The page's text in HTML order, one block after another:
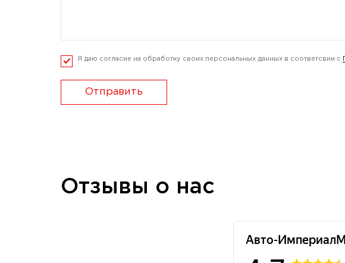
Я даю согласие на обработку своих персональных данных в соответсвии с
Отправить
Отзывы о нас